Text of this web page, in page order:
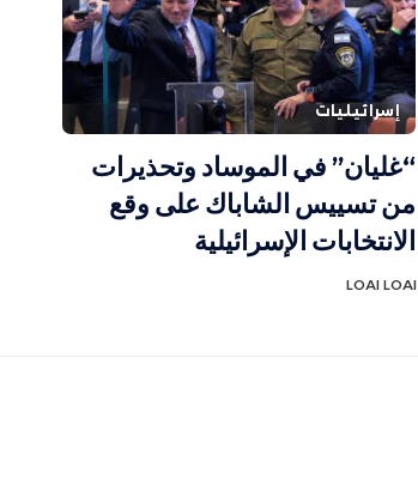
إسرائيليات
“غليان” في الموساد وتحذيرات
من تسييس الشاباك على وقع
الانتخابات الإسرائيلية
LOAI LOAI